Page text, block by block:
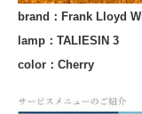
brand：Frank Lloyd
lamp：TALIESIN 3
color：Cherry